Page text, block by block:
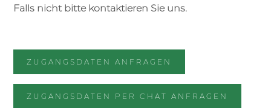
Falls nicht bitte kontaktieren Sie uns.
ZUGANGSDATEN ANFRAGEN
ZUGANGSDATEN PER CHAT ANFRAGEN